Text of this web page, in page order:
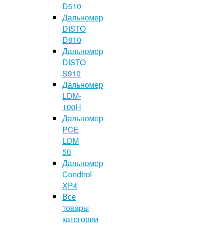
D510
Дальномер
DISTO
D810
Дальномер
DISTO
S910
Дальномер
LDM-
100H
Дальномер
PCE
LDM
50
Дальномер
Condtrol
XP4
Все
товары
категории